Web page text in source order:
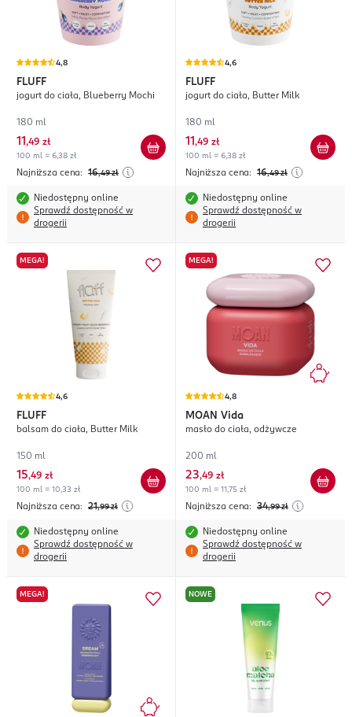
4,8
FLUFF
jogurt do ciała, Blueberry Mochi
180 ml
11 ,49 zł
100 ml = 6,38 zł
Najniższa cena: 16,49 zł
Niedostępny online
Sprawdź dostępność w
drogerii
4,6
FLUFF
jogurt do ciała, Butter Milk
180 ml
11 ,49 zł
100 ml = 6,38 zł
Najniższa cena: 16,49 zł
Niedostępny online
Sprawdź dostępność w
drogerii
MEGA!
4,6
FLUFF
balsam do ciała, Butter Milk
150 ml
15,49 zł
100 ml = 10,33 zł
Najniższa cena: 21,99 zł
Niedostępny online
Sprawdź dostępność w
drogerii
MEGA!
4,8
MOAN Vida
masło do ciała, odżywcze
200 ml
23,49 zł
100 ml = 11,75 zł
Najniższa cena: 34,99 zł
Niedostępny online
Sprawdź dostępność w
drogerii
MEGA! NOWE